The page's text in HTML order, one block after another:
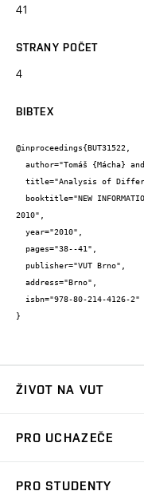
41
STRANY POČET
4
BIBTEX
@inproceedings{BUT31522,
2010",
}
ŽIVOT NA VUT
Koleje
PRO UCHAZEČE
PRO STUDENTY